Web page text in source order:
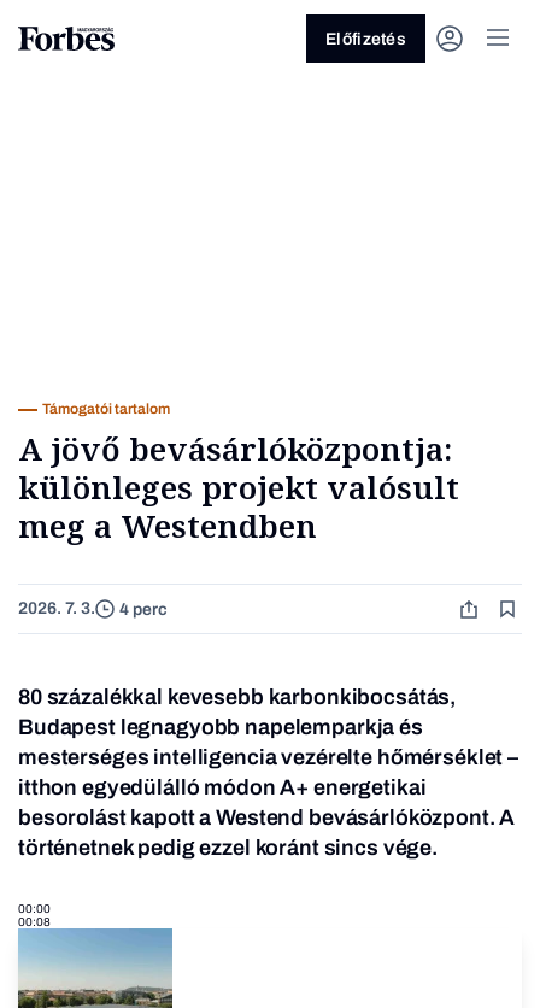
Üzlet
Előfizetés
Támogatói tartalom
A jövő bevásárlóközpontja:
különleges projekt valósult
meg a Westendben
2026. 7. 3. 4 perc
80 százalékkal kevesebb karbonkibocsátás,
Budapest legnagyobb napelemparkja és
mesterséges intelligencia vezérelte hőmérséklet –
itthon egyedülálló módon A+ energetikai
besorolást kapott a Westend bevásárlóközpont. A
történetnek pedig ezzel koránt sincs vége.
00:00
00:08